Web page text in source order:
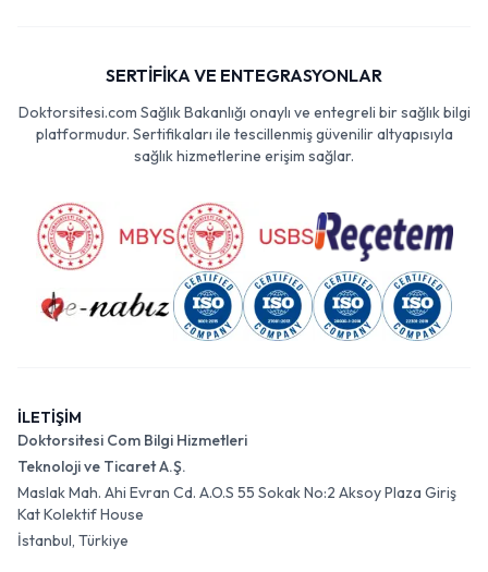
SERTİFİKA VE ENTEGRASYONLAR
Doktorsitesi.com Sağlık Bakanlığı onaylı ve entegreli bir sağlık bilgi
platformudur. Sertifikaları ile tescillenmiş güvenilir altyapısıyla
sağlık hizmetlerine erişim sağlar.
İLETİŞİM
Doktorsitesi Com Bilgi Hizmetleri
Teknoloji ve Ticaret A.Ş.
Maslak Mah. Ahi Evran Cd. A.O.S 55 Sokak No:2 Aksoy Plaza Giriş
Kat Kolektif House
İstanbul, Türkiye